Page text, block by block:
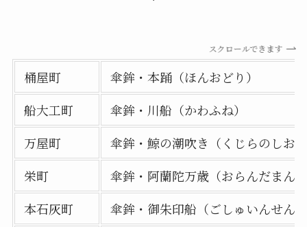
スクロールできます
桶屋町
傘鉾・本踊（ほんおどり）
船大工町
傘鉾・川船（かわふね）
万屋町
傘鉾・鯨の潮吹き（くじらのしお
栄町
傘鉾・阿蘭陀万歳（おらんだまん
本石灰町
傘鉾・御朱印船（ごしゅいんせん